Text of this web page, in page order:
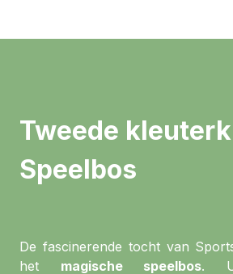
Tweede
Speelbos
De fascinerende tocht van
het
magische speelbos.